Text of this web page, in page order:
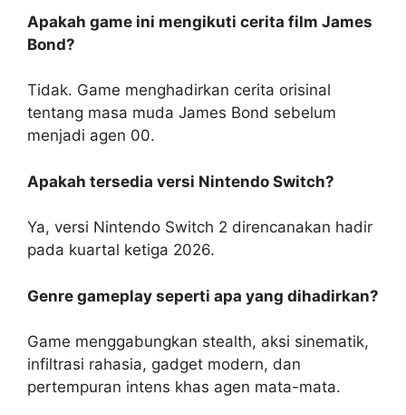
Apakah game ini mengikuti cerita film James
Bond?
Tidak. Game menghadirkan cerita orisinal
tentang masa muda James Bond sebelum
menjadi agen 00.
Apakah tersedia versi Nintendo Switch?
Ya, versi Nintendo Switch 2 direncanakan hadir
pada kuartal ketiga 2026.
Genre gameplay seperti apa yang dihadirkan?
Game menggabungkan stealth, aksi sinematik,
infiltrasi rahasia, gadget modern, dan
pertempuran intens khas agen mata-mata.